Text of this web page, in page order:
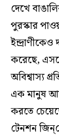
দেখে
পুরস্কার
করেছে,
অবিশ্বাস‌্য
এক মানুষ
করতে
টেনশন